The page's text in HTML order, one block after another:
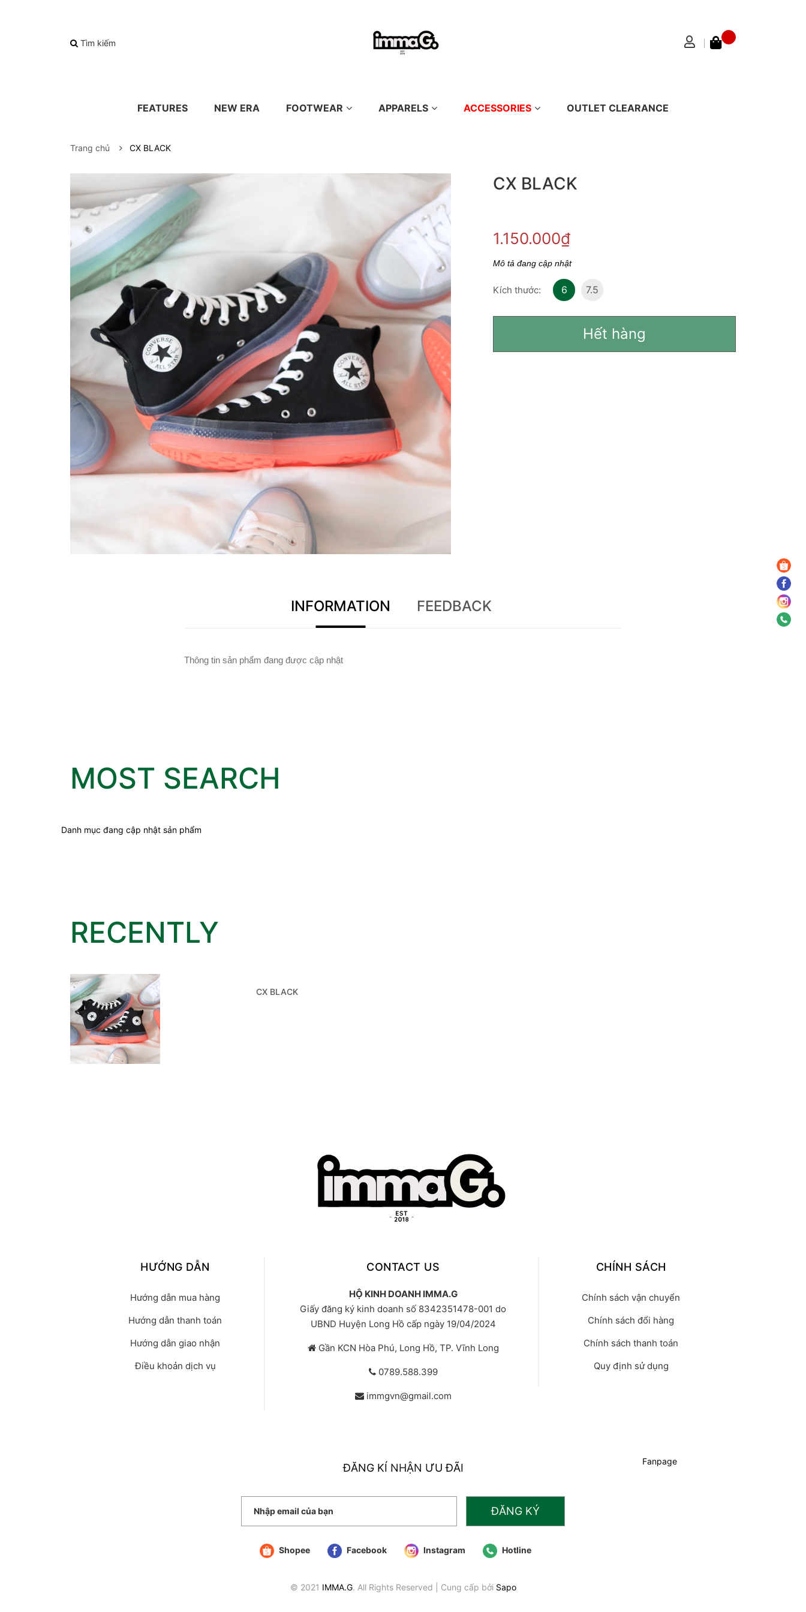
Tìm kiếm
FEATURES NEW ERA FOOTWEAR APPARELS ACCESSORIES OUTLET CLEARANCE
Trang chủ CX BLACK
CX BLACK
1.150.000₫
Mô tả đang cập nhật
Kích thước: 6 7.5
Hết hàng
INFORMATION FEEDBACK
Thông tin sản phẩm đang được cập nhật
MOST SEARCH
Danh mục đang cập nhật sản phẩm
RECENTLY
CX BLACK
HƯỚNG DẪN
Hướng dẫn mua hàng
Hướng dẫn thanh toán
Hướng dẫn giao nhận
Điều khoản dịch vụ
CONTACT US
HỘ KINH DOANH IMMA.G
Giấy đăng ký kinh doanh số 8342351478-001 do
UBND Huyện Long Hồ cấp ngày 19/04/2024
Gần KCN Hòa Phú, Long Hồ, TP. Vĩnh Long
0789.588.399
immgvn@gmail.com
CHÍNH SÁCH
Chính sách vận chuyển
Chính sách đổi hàng
Chính sách thanh toán
Quy định sử dụng
ĐĂNG KÍ NHẬN ƯU ĐÃI
ĐĂNG KÝ
Shopee Facebook Instagram Hotline
Fanpage
© 2021 IMMA.G. All Rights Reserved Cung cấp bởi Sapo